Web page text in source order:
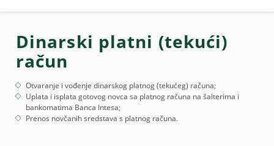
Dinarski platni (tekući)
račun
Otvaranje i vođenje dinarskog platnog (tekućeg) računa;
Uplata i isplata gotovog novca sa platnog računa na šalterima i
bankomatima Banca Intesa;
Prenos novčanih sredstava s platnog računa.